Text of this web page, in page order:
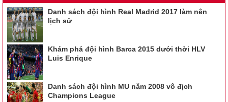
Danh sách đội hình Real Madrid 2017 làm nên
lịch sử
Khám phá đội hình Barca 2015 dưới thời HLV
Luis Enrique
Danh sách đội hình MU năm 2008 vô địch
Champions League